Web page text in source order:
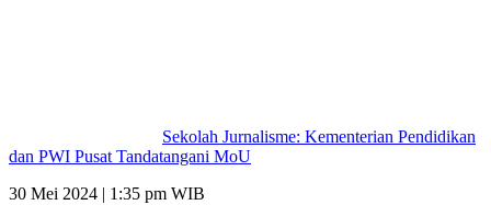
Sekolah Jurnalisme: Kementerian Pendidikan
dan PWI Pusat Tandatangani MoU
30 Mei 2024 | 1:35 pm WIB